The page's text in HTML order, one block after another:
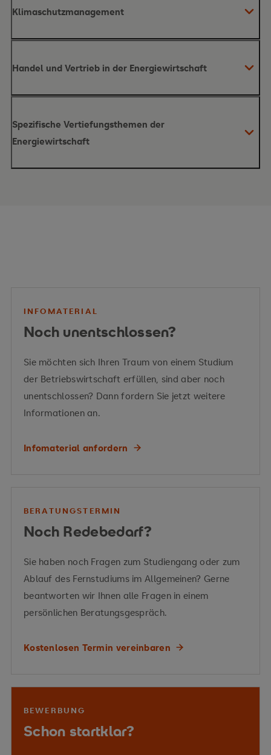
Klimaschutzmanagement
Vermittelte Kompetenzen
Handel und Vertrieb in der Energiewirtschaft
Vermittelte Kompetenzen
Spezifische Vertiefungsthemen der
Energiewirtschaft
Energiepolitik
CO₂-Reduktion
Energiemanagement
Netzwirtschaft
intelligenten Netzen
Energiewirtschaft
INFOMATERIAL
Noch unentschlossen?
Sie möchten sich Ihren Traum von einem Studium
der Betriebswirtschaft erfüllen, sind aber noch
unentschlossen? Dann fordern Sie jetzt weitere
Informationen an.
Infomaterial anfordern
BERATUNGSTERMIN
Noch Redebedarf?
Sie haben noch Fragen zum Studiengang oder zum
Ablauf des Fernstudiums im Allgemeinen? Gerne
beantworten wir Ihnen alle Fragen in einem
persönlichen Beratungsgespräch.
Kostenlosen Termin vereinbaren
BEWERBUNG
Schon startklar?